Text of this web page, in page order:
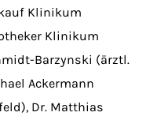
Klinikum
Klinikum
Barzynski (ärztl.
Ackermann
Dr. Matthias